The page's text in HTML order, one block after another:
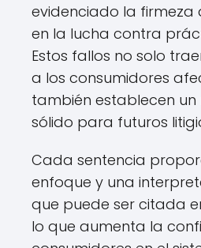
evidenciado la firmeza
en la lucha contra
Estos fallos no solo
a los consumidores
también establecen
sólido para futuros
Cada sentencia
enfoque y una
que puede ser citada
lo que aumenta la